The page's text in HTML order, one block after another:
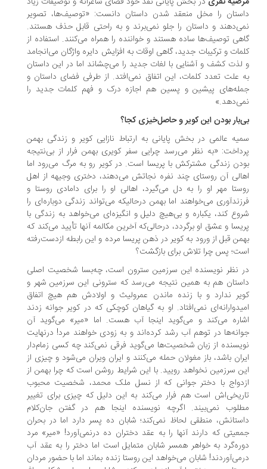
را مخل منعقد شدن داستان دانست: «توصیف‌ها، تصویر
و داستان را جلو نمی‌برند و به راحتی قابل حذف هستند.
توصیف‌ها ساده هستند و خواننده را همراه می‌کنند. استفاده از
و ترکیبات جدید، گاهی اوقات به افزایش دایره واژگان می‌انجامد
کشف و آشنایی با لغات جدید را می‌چشاند اما در این داستان
علت تعدد کلمات، این اتفاق نمی‌افتد. از طرفی فضای داستان و
پیشین و پسین هم اجازه درک و فهم کلمات جدید را
بودن این کویر و حاصل‌خیزی کجا؟
عالمی در بخش پایانی به ارتباط نازایی کویر و زندگی بهمن
«به نظر می‌رسد چرایی سفر کویری بهمن فرار از بی‌نتیجه
زندگی مشترکش با پریسا است. در کویر رو به مرگ می‌رود اما
آن روستای چند نفره نجاتش می‌دهند، دختری وجیهه از اهل
مهر او را به دل می‌گیرد، اهالی او را برای دامادی روستا و
می‌خواهند اما بهمن درحالیکه می‌تواند زندگی دوباره‌ای را
کند، یکباره و بی‌هیچ دلیل و انگیزه‌ای می‌خواهد به زندگی با
و عشق او برگردد، درحالی‌که آخرین مکالمه آنها تأیید می‌کند که
قبل از ورود به کویر در ذهن پریسا مرده و این رابطه ازدست‌رفته
پس چرا تلاش برای بازگشت؟
نظر نویسنده این سرزمین سترون است، چه‌بسا شخصیت اصلی
هم به همین نتیجه می‌رسد که سترونی این سرزمین شهر و
ندارد و با زنده ماندن عمرولیث و اولادش هم هیچ اتفاق
نمی‌افتاد. او به گیاهان کوچکی که در کویر جوانه زدند
می‌کند و می‌گوید اینجا آب هست. اما «میر» می‌گوید آن
در توهم آب رشد کرده‌اند و به زودی خواهند مرد! درنهایت
از زبان شخصیت‌ها می‌گوید فرقی نمی‌کند چه کسی زمام‌دار
باشد، باز مغولان حمله می‌کنند و ایران ویران می‌شود و چیزی از
سرزمین نخواهد رویید. با این شرایط روشن است که چرا بهمن از
با دختر جوانی که از نسل ملک محمد، شخصیت محبوب
است هم فرار می‌کند به این دلیل که چیزی برای تغییر
نمی‌بیند. اگرچه نویسنده اینجا هم در گفتن جان‌کلام
منطقی لحاظ نمی‌کند؛ شابان ده پسر دارد اما در بحران
که دارند آنها را به عقد دختران ده درنمی‌آورد! «میر» مرد
به خواهر همسر شابان متمایل است اما دختر را به عقد آب
شابان می‌خواهد این روستا زنده بماند اما با حضور مردان